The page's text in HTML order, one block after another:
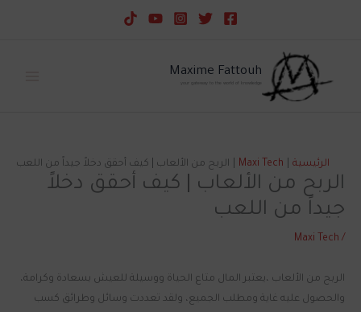
Maxime Fattouh
your gateway to the world of knowledge
الرئيسية Maxi Tech الربح من الألعاب | كيف أحقق دخلاً جيداً من اللعب
الربح من الألعاب | كيف أحقق دخلاً
جيداً من اللعب
/
Maxi Tech
الربح من الألعاب ،يعتبر المال متاع الحياة ووسيلة للعيش بسعادة وكرامة،
والحصول عليه غاية ومطلب الجميع، ولقد تعددت وسائل وطرائق كسب